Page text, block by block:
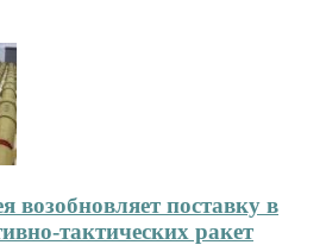
возобновляет поставку в
тактических ракет